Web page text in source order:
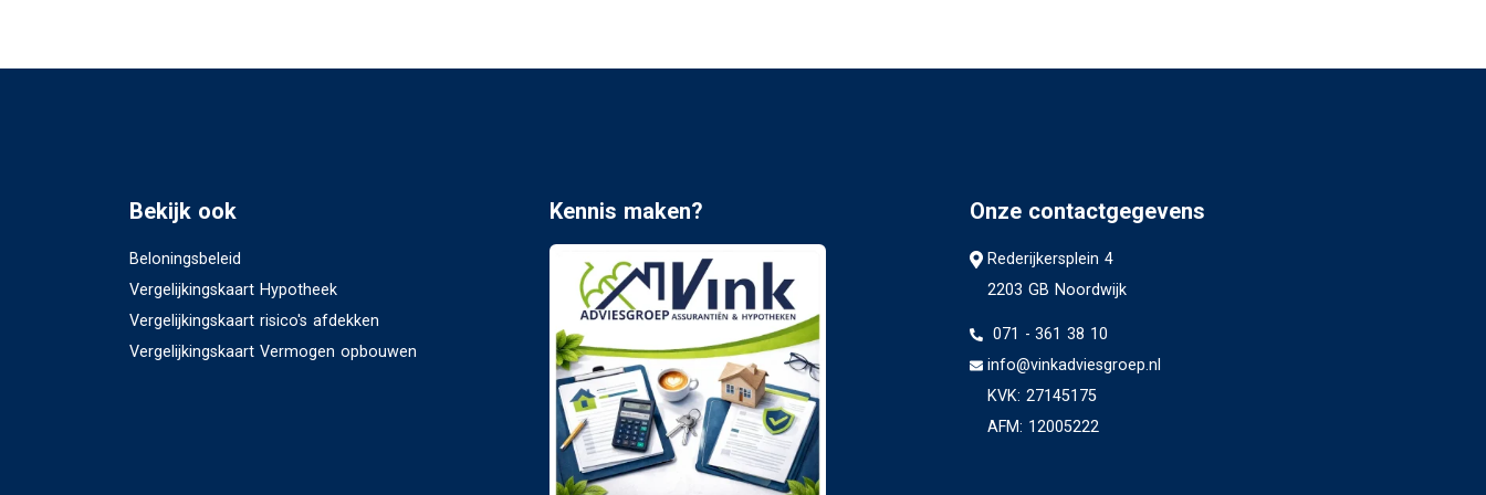
Bekijk ook
Beloningsbeleid
Vergelijkingskaart Hypotheek
Vergelijkingskaart risico's afdekken
Vergelijkingskaart Vermogen opbouwen
Kennis maken? Onze contactgegevens
Rederijkersplein 4
2203 GB Noordwijk
071 - 361 38 10
info@vinkadviesgroep.nl
KVK: 27145175
AFM: 12005222